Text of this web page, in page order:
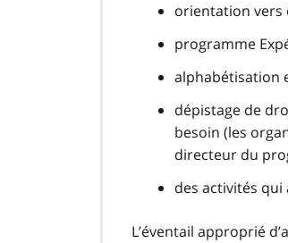
orientation vers
programme
alphabétisation
dépistage de
besoin (les
directeur du
des activités
L’éventail approprié